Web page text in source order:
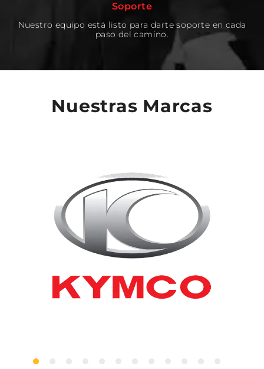
Soporte
Nuestro equipo está listo para darte soporte en cada
paso del camino.
Nuestras Marcas